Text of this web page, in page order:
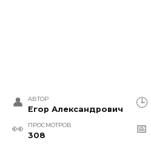
АВТОР
Егор Александрович
ПРОСМОТРОВ
308